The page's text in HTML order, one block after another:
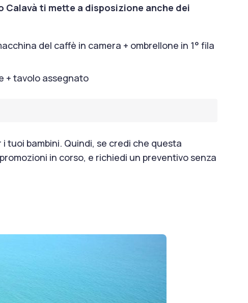
Calavà ti mette a disposizione anche dei
del caffè in camera + ombrellone in 1° fila
+ tavolo assegnato
tuoi bambini. Quindi, se credi che questa
in corso, e richiedi un preventivo senza